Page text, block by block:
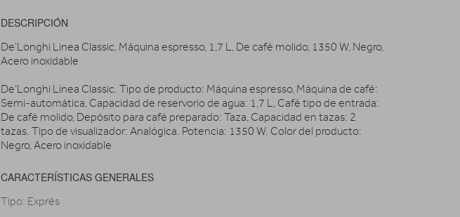
DESCRIPCIÓN
De’Longhi Linea Classic, Máquina espresso, 1,7 L, De café molido, 1350 W, Negro,
Acero inoxidable
De’Longhi Linea Classic. Tipo de producto: Máquina espresso, Máquina de café:
Semi-automática, Capacidad de reservorio de agua: 1,7 L, Café tipo de entrada:
De café molido, Depósito para café preparado: Taza, Capacidad en tazas: 2
tazas. Tipo de visualizador: Analógica. Potencia: 1350 W. Color del producto:
Negro, Acero inoxidable
CARACTERÍSTICAS GENERALES
Tipo: Exprés